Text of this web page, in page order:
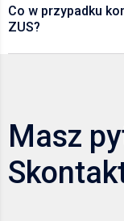
Co w przypadku
ZUS?
Masz